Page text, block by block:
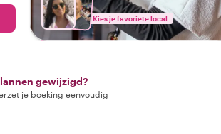
Kies je favoriete local
gewijzigd?
je boeking eenvoudig